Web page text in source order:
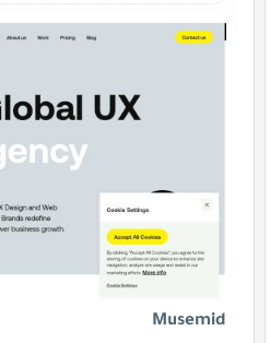
Musemid